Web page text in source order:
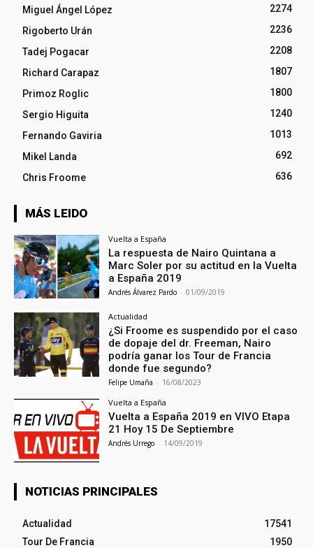
Miguel Ángel López
2274
Rigoberto Urán
2236
Tadej Pogacar
2208
Richard Carapaz
1807
Primoz Roglic
1800
Sergio Higuita
1240
Fernando Gaviria
1013
Mikel Landa
692
Chris Froome
636
MÁS LEIDO
Vuelta a España
La respuesta de Nairo Quintana a
Marc Soler por su actitud en la Vuelta
a España 2019
Andrés Álvarez Pardo - 01/09/2019
Actualidad
¿Si Froome es suspendido por el caso
de dopaje del dr. Freeman, Nairo
podría ganar los Tour de Francia
donde fue segundo?
Felipe Umaña - 16/08/2023
Vuelta a España
Vuelta a España 2019 en VIVO Etapa
21 Hoy 15 De Septiembre
Andrés Urrego - 14/09/2019
NOTICIAS PRINCIPALES
Actualidad
17541
Tour De Francia
1950